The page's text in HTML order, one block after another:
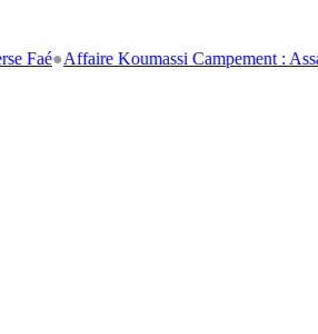
Affaire Koumassi Campement : Assalé